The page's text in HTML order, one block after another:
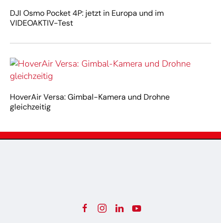
DJI Osmo Pocket 4P: jetzt in Europa und im
VIDEOAKTIV-Test
HoverAir Versa: Gimbal-Kamera und Drohne
gleichzeitig